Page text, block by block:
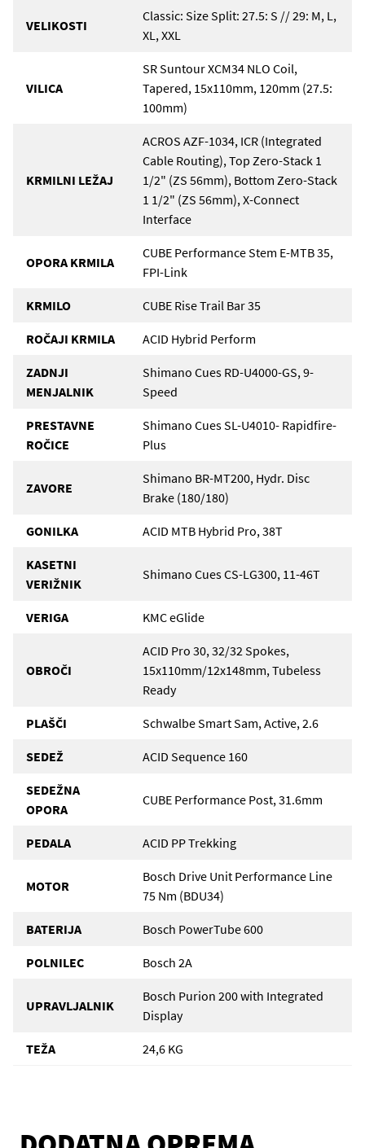
VELIKOSTI
Classic: Size Split: 27.5: S // 29: M, L,
XL, XXL
VILICA
SR Suntour XCM34 NLO Coil,
Tapered, 15x110mm, 120mm (27.5:
100mm)
KRMILNI LEŽAJ
ACROS AZF-1034, ICR (Integrated
Cable Routing), Top Zero-Stack 1
1/2" (ZS 56mm), Bottom Zero-Stack
1 1/2" (ZS 56mm), X-Connect
Interface
OPORA KRMILA
CUBE Performance Stem E-MTB 35,
FPI-Link
KRMILO CUBE Rise Trail Bar 35
ROČAJI KRMILA ACID Hybrid Perform
ZADNJI
MENJALNIK
Shimano Cues RD-U4000-GS, 9-
Speed
PRESTAVNE
ROČICE
Shimano Cues SL-U4010- Rapidfire-
Plus
ZAVORE
Shimano BR-MT200, Hydr. Disc
Brake (180/180)
GONILKA ACID MTB Hybrid Pro, 38T
KASETNI
VERIŽNIK
Shimano Cues CS-LG300, 11-46T
VERIGA KMC eGlide
OBROČI
ACID Pro 30, 32/32 Spokes,
15x110mm/12x148mm, Tubeless
Ready
PLAŠČI Schwalbe Smart Sam, Active, 2.6
SEDEŽ ACID Sequence 160
SEDEŽNA
OPORA
CUBE Performance Post, 31.6mm
PEDALA ACID PP Trekking
MOTOR
Bosch Drive Unit Performance Line
75 Nm (BDU34)
BATERIJA Bosch PowerTube 600
POLNILEC Bosch 2A
UPRAVLJALNIK
Bosch Purion 200 with Integrated
Display
TEŽA 24,6 KG